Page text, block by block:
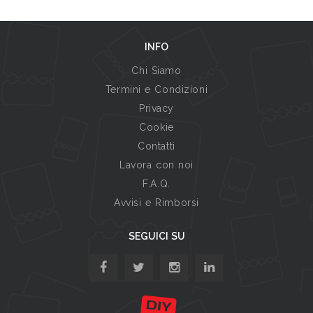
INFO
Chi Siamo
Termini e Condizioni
Privacy
Cookie
Contatti
Lavora con noi
F.A.Q.
Avvisi e Rimborsi
SEGUICI SU